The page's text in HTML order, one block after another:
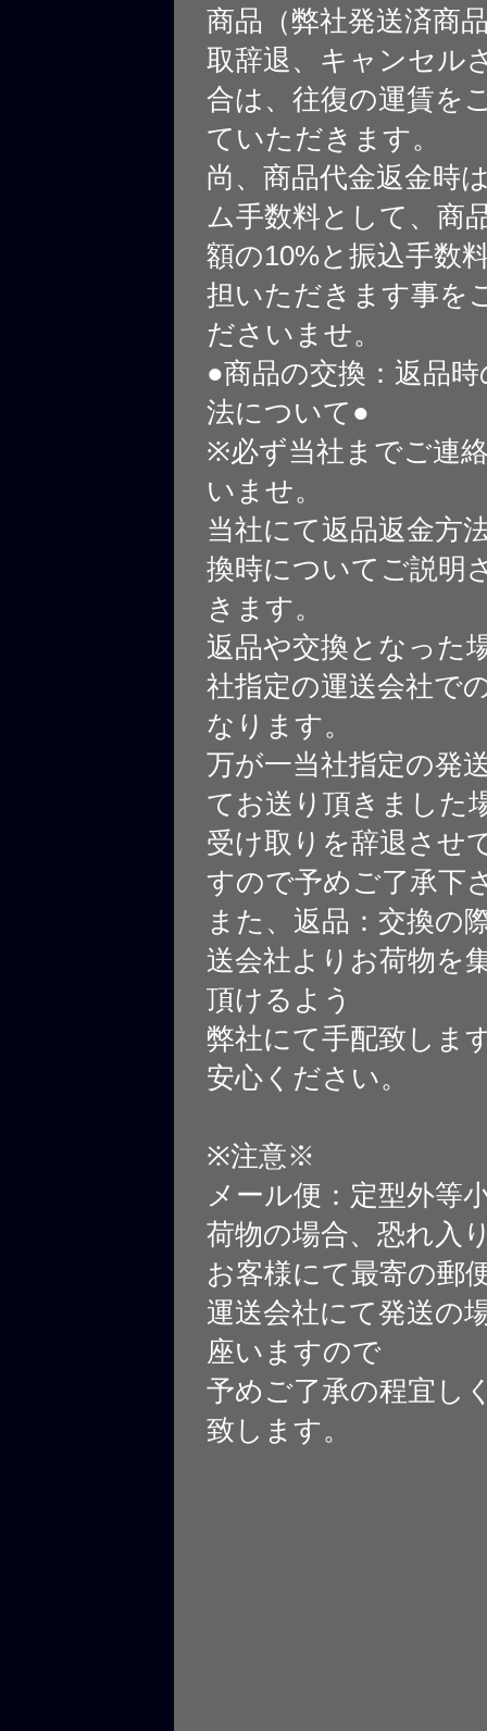
商品（弊社発送済商
取辞退、キャンセル
合は、往復の運賃を
ていただきます。
尚、商品代金返金時
ム手数料として、商
額の10%と振込手数
担いただきます事を
ださいませ。
●商品の交換：返品
法について●
※必ず当社までご連
いませ。
当社にて返品返金方
換時についてご説明
きます。
返品や交換となった
社指定の運送会社で
なります。
万が一当社指定の発
てお送り頂きました
受け取りを辞退させ
すので予めご了承下
また、返品：交換の
送会社よりお荷物を
頂けるよう
弊社にて手配致しま
安心ください。
※注意※
メール便：定型外等
荷物の場合、恐れ入
お客様にて最寄の郵
運送会社にて発送の
座いますので
予めご了承の程宜し
致します。